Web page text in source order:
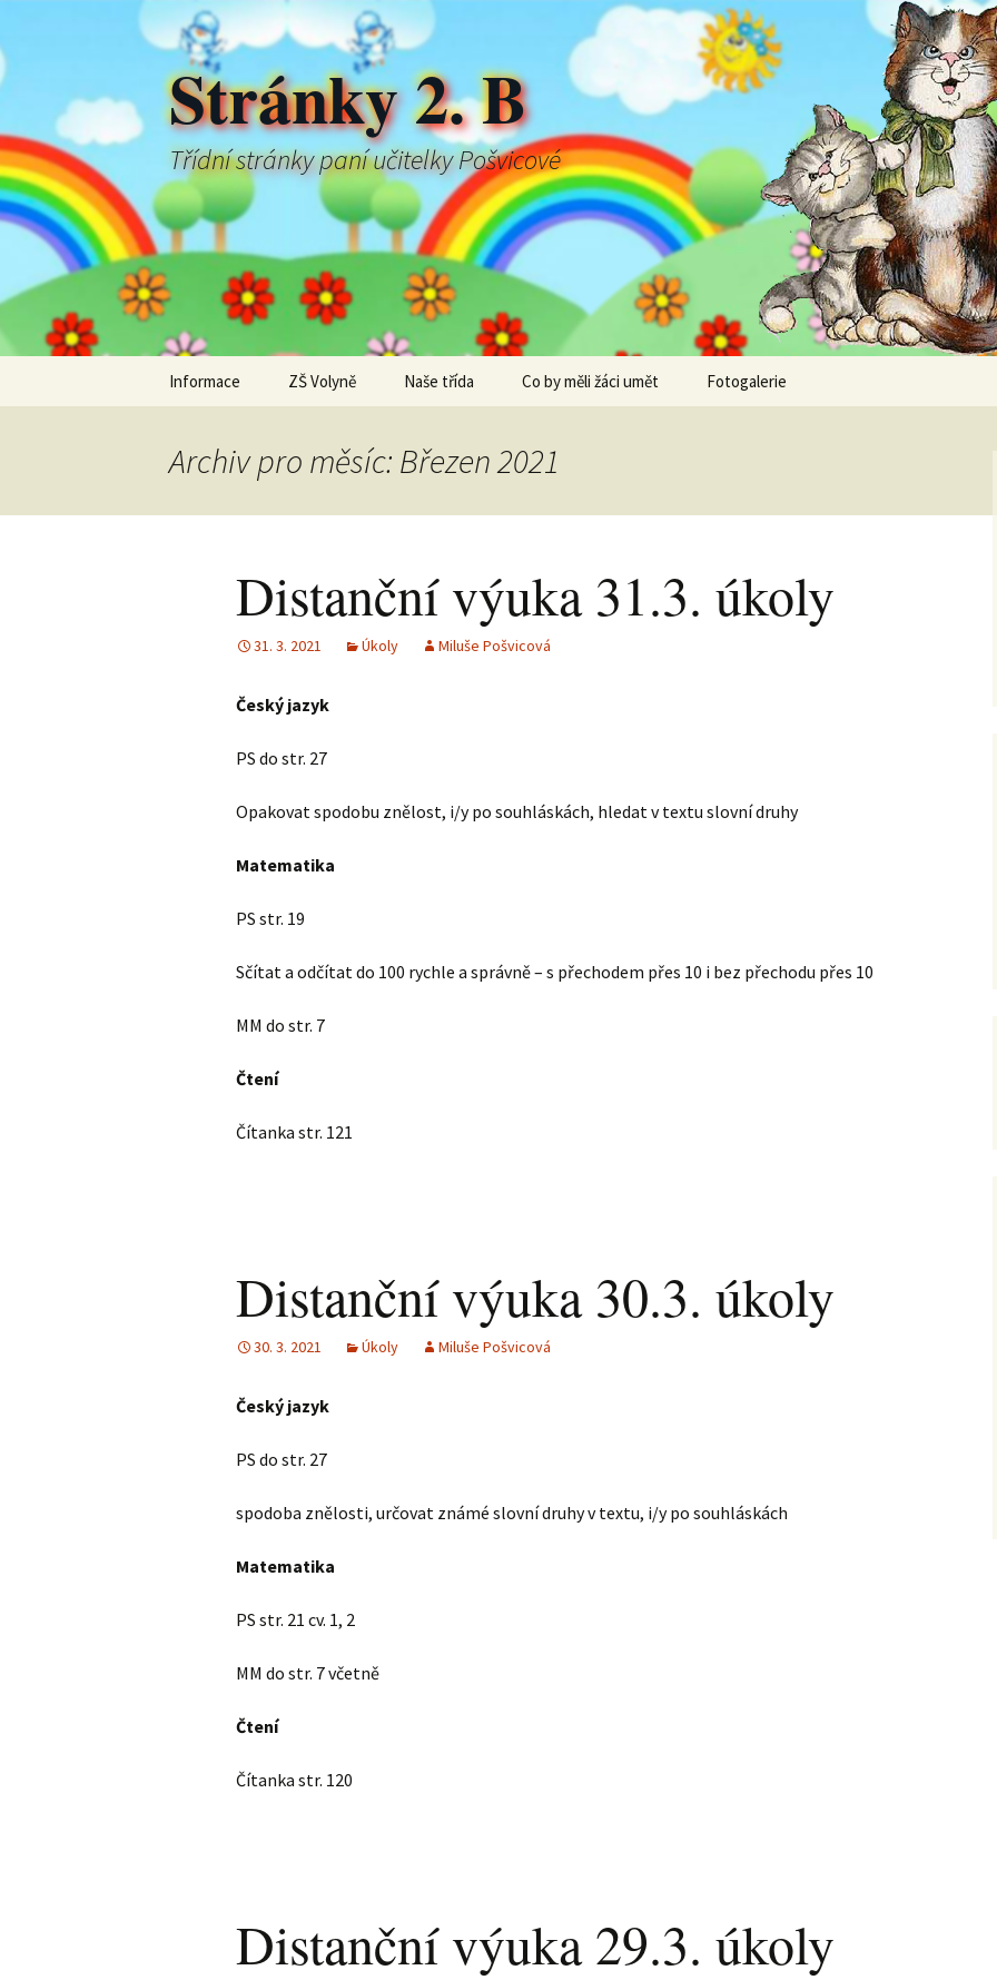
Stránky 2. B
Třídní stránky paní učitelky Pošvicové
webu
Informace ZŠ Volyně Naše třída Co by měli žáci umět Fotogalerie
Archiv pro měsíc: Březen 2021
Distanční výuka 31.3. úkoly
31. 3. 2021 Úkoly Miluše Pošvicová
Český jazyk
PS do str. 27
Opakovat spodobu znělost, i/y po souhláskách, hledat v textu slovní druhy
Matematika
PS str. 19
Sčítat a odčítat do 100 rychle a správně – s přechodem přes 10 i bez přechodu přes 10
MM do str. 7
Čtení
Čítanka str. 121
Distanční výuka 30.3. úkoly
30. 3. 2021 Úkoly Miluše Pošvicová
Český jazyk
PS do str. 27
spodoba znělosti, určovat známé slovní druhy v textu, i/y po souhláskách
Matematika
PS str. 21 cv. 1, 2
MM do str. 7 včetně
Čtení
Čítanka str. 120
Distanční výuka 29.3. úkoly